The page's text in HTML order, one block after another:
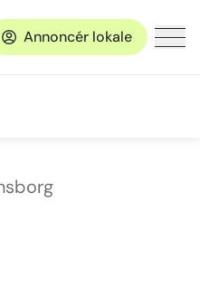
Annoncér lokale